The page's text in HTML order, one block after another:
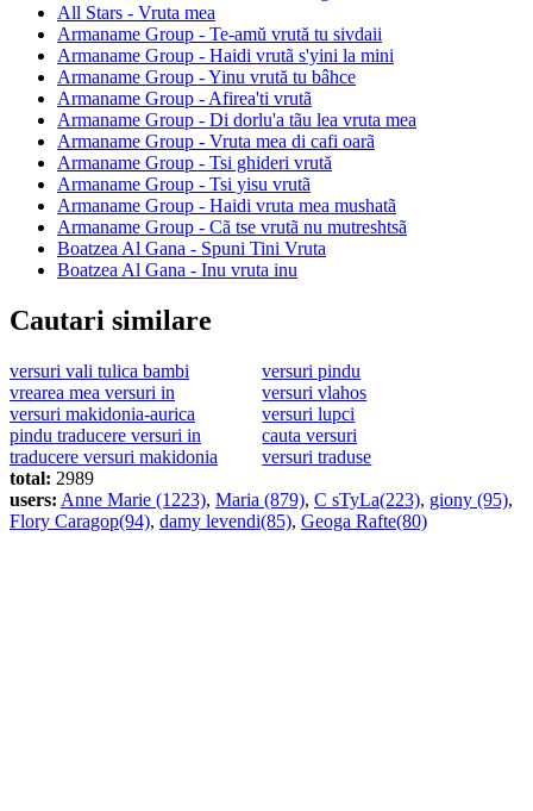
All Stars - Vruta mea
Armaname Group - Te-amŭ vrută tu sivdaii
Armaname Group - Haidi vrutã s'yini la mini
Armaname Group - Yinu vrută tu bâhce
Armaname Group - Afirea'ti vrutã
Armaname Group - Di dorlu'a tãu lea vruta mea
Armaname Group - Vruta mea di cafi oarã
Armaname Group - Tsi ghideri vrută
Armaname Group - Tsi yisu vrutã
Armaname Group - Haidi vruta mea mushatã
Armaname Group - Cã tse vrutã nu mutreshtsã
Boatzea Al Gana - Spuni Tini Vruta
Boatzea Al Gana - Inu vruta inu
Cautari similare
versuri vali tulica bambi
versuri pindu
vrearea mea versuri in
versuri vlahos
versuri makidonia-aurica
versuri lupci
pindu traducere versuri in
cauta versuri
traducere versuri makidonia
versuri traduse
total: 2989
users: Anne Marie (1223), Maria (879), C sTyLa(223), giony (95),
Flory Caragop(94), damy levendi(85), Geoga Rafte(80)